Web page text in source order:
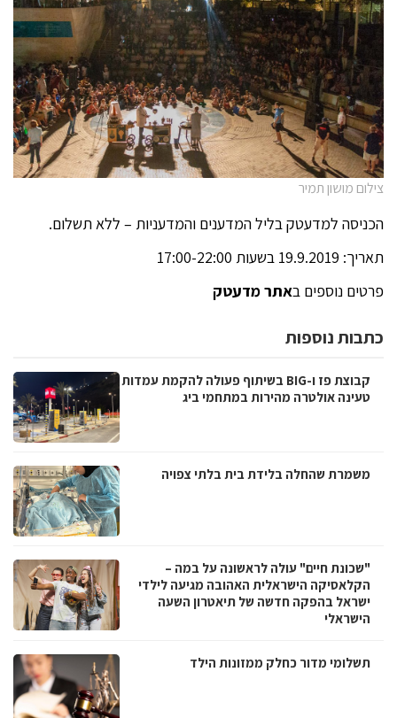
צילום מושון תמיר
הכניסה למדעטק בליל המדענים והמדעניות – ללא תשלום.
תאריך: 19.9.2019 בשעות 17:00-22:00
פרטים נוספים באתר מדעטק
כתבות נוספות
קבוצת פז ו-BIG בשיתוף פעולה להקמת עמדות
טעינה אולטרה מהירות במתחמי ביג
משמרת שהחלה בלידת בית בלתי צפויה
"שכונת חיים" עולה לראשונה על במה –
הקלאסיקה הישראלית האהובה מגיעה לילדי
ישראל בהפקה חדשה של תיאטרון השעה
הישראלי
תשלומי מדור כחלק ממזונות הילד